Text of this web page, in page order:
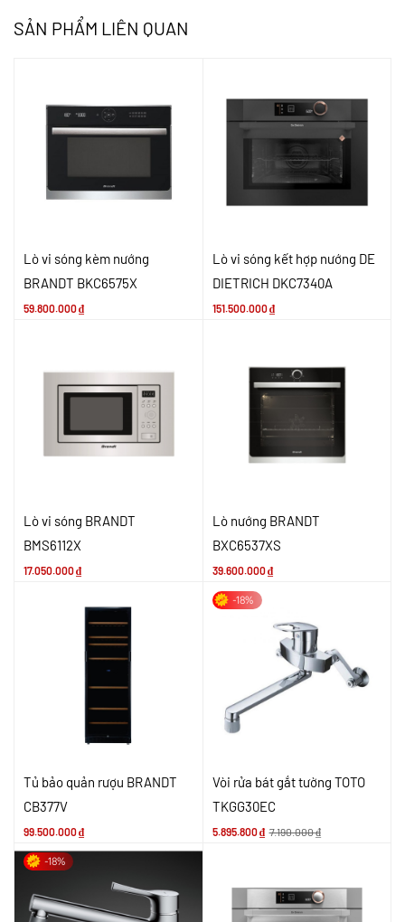
SẢN PHẨM LIÊN QUAN
Lò vi sóng kèm nướng
BRANDT BKC6575X
59.800.000₫
Lò vi sóng kết hợp nướng DE
DIETRICH DKC7340A
151.500.000₫
Lò vi sóng BRANDT
BMS6112X
17.050.000₫
Lò nướng BRANDT
BXC6537XS
39.600.000₫
Tủ bảo quản rượu BRANDT
CB377V
99.500.000₫
-18%
Vòi rửa bát gắt tường TOTO
TKGG30EC
5.895.800₫ 7.190.000₫
-18%